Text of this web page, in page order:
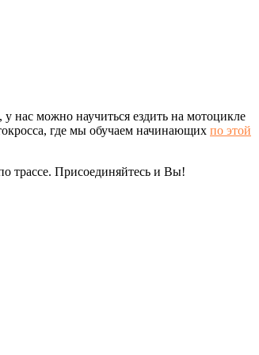
нас можно научиться ездить на мотоцикле
где мы обучаем начинающих по этой
трассе. Присоединяйтесь и Вы!